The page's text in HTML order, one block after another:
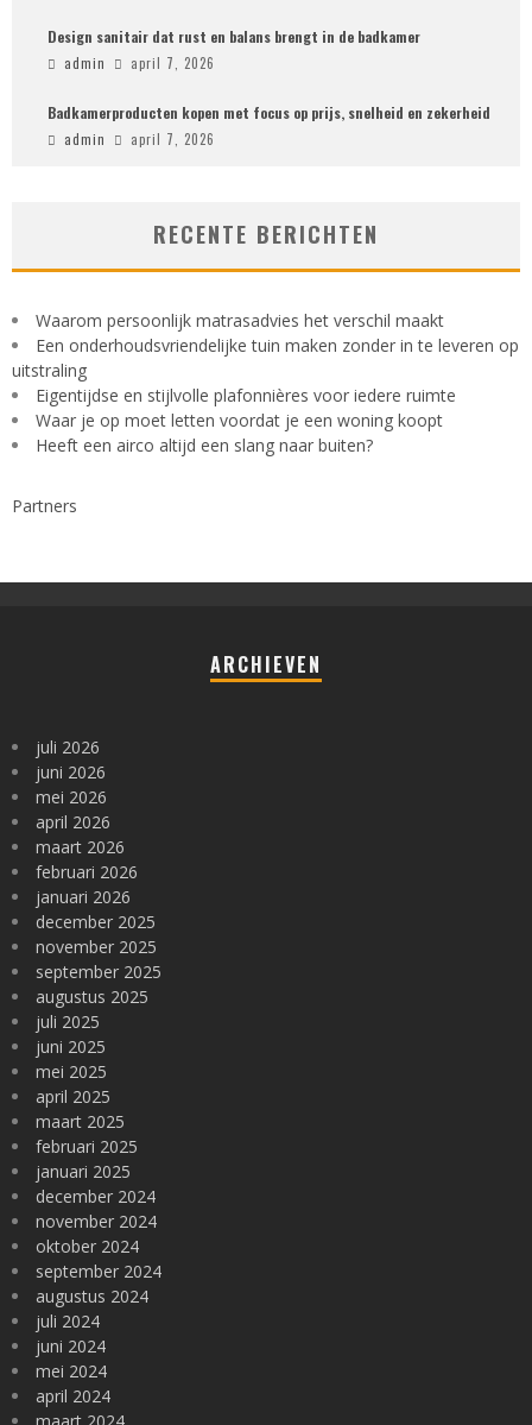
Design sanitair dat rust en balans brengt in de badkamer
admin april 7, 2026
Badkamerproducten kopen met focus op prijs, snelheid en zekerheid
admin april 7, 2026
RECENTE BERICHTEN
Waarom persoonlijk matrasadvies het verschil maakt
Een onderhoudsvriendelijke tuin maken zonder in te leveren op
uitstraling
Eigentijdse en stijlvolle plafonnières voor iedere ruimte
Waar je op moet letten voordat je een woning koopt
Heeft een airco altijd een slang naar buiten?
Partners
ARCHIEVEN
juli 2026
juni 2026
mei 2026
april 2026
maart 2026
februari 2026
januari 2026
december 2025
november 2025
september 2025
augustus 2025
juli 2025
juni 2025
mei 2025
april 2025
maart 2025
februari 2025
januari 2025
december 2024
november 2024
oktober 2024
september 2024
augustus 2024
juli 2024
juni 2024
mei 2024
april 2024